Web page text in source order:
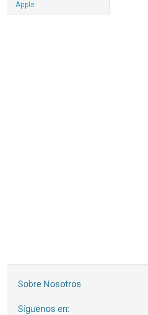
Apple
Sobre Nosotros
Síguenos en: